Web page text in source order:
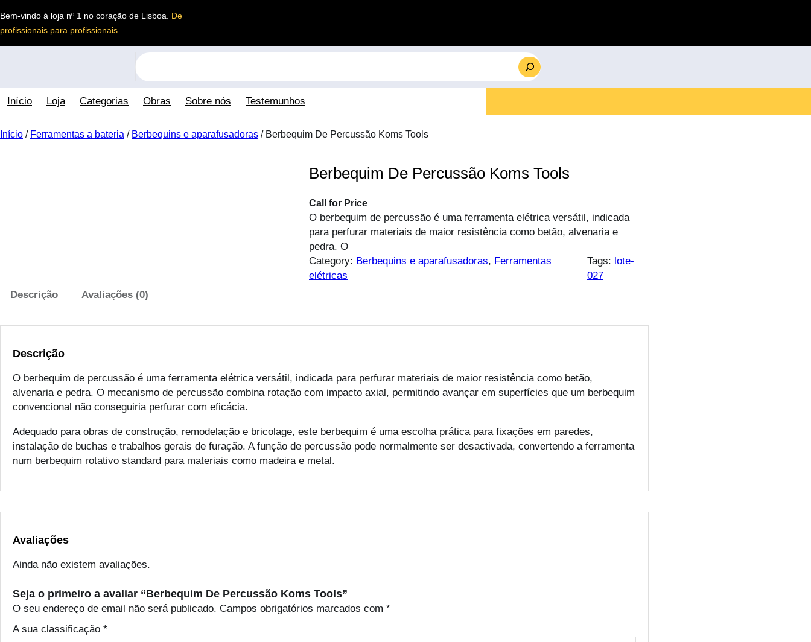
para
o
conteúdo
Bem-vindo à loja nº 1 no coração de Lisboa. De
profissionais para profissionais
S
e
a
h
Início Loja Categorias Obras Sobre nós Testemunhos
Início / Ferramentas a bateria / Berbequins e aparafusadoras / Berbequim De Percussão Koms Tools
Berbequim De Percussão Koms Tools
Call for Price
O berbequim de percussão é uma ferramenta elétrica versátil, indicada
para perfurar materiais de maior resistência como betão, alvenaria e
pedra. O
Category: Berbequins e aparafusadoras, Ferramentas
elétricas
Tags: lote-
027
Descrição
Avaliações (0)
Descrição
O berbequim de percussão é uma ferramenta elétrica versátil, indicada para perfurar materiais de maior resistência como betão,
alvenaria e pedra. O mecanismo de percussão combina rotação com impacto axial, permitindo avançar em superfícies que um berbequim
convencional não conseguiria perfurar com eficácia.
Adequado para obras de construção, remodelação e bricolage, este berbequim é uma escolha prática para fixações em paredes,
instalação de buchas e trabalhos gerais de furação. A função de percussão pode normalmente ser desactivada, convertendo a ferramenta
num berbequim rotativo standard para materiais como madeira e metal.
Avaliações
Ainda não existem avaliações.
Seja o primeiro a avaliar “Berbequim De Percussão Koms Tools”
O seu endereço de email não será publicado. Campos obrigatórios marcados com *
A sua classificação *